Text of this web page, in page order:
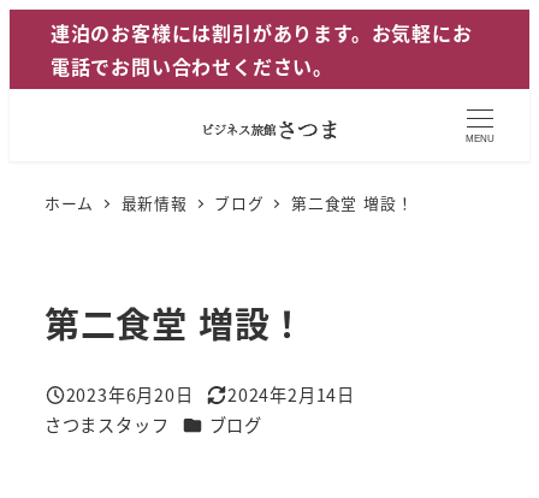
ン
連泊のお客様には割引があります。お気軽にお
電話でお問い合わせください。
MENU
ホーム 最新情報 ブログ 第二食堂 増設！
第二食堂 増設！
投稿日
2023年6月20日
更新日
2024年2月14日
著
さつまスタッフ カテゴリー
ブログ